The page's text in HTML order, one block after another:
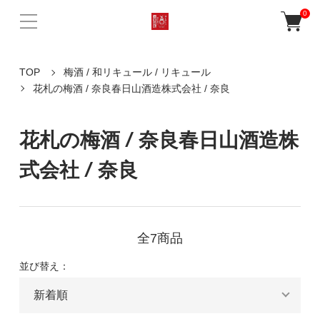
0
TOP
梅酒 / 和リキュール / リキュール
花札の梅酒 / 奈良春日山酒造株式会社 / 奈良
花札の梅酒 / 奈良春日山酒造株
式会社 / 奈良
全7商品
並び替え：